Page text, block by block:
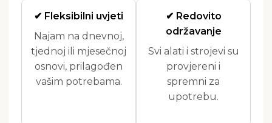
✔ Fleksibilni uvjeti
Najam na dnevnoj,
tjednoj ili mjesečnoj
osnovi, prilagođen
vašim potrebama.
✔ Redovito
održavanje
Svi alati i strojevi su
provjereni i
spremni za
upotrebu.